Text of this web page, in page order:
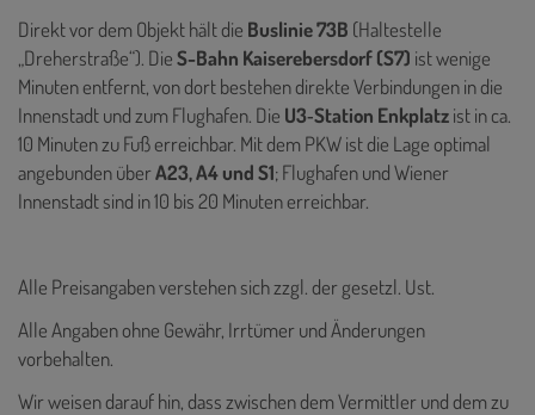
Direkt vor dem Objekt hält die Buslinie 73B (Haltestelle
„Dreherstraße“). DieS-Bahn Kaiserebersdorf (S7) ist wenige
Minuten entfernt, von dort bestehen direkte Verbindungen in die
Innenstadt und zum Flughafen. Die U3‑Station Enkplatzist in ca.
10 Minuten zu Fuß erreichbar. Mit dem PKW ist die Lage optimal
angebunden überA23, A4 und S1; Flughafen und Wiener
Innenstadt sind in 10 bis 20 Minuten erreichbar.
Alle Preisangaben verstehen sich zzgl. der gesetzl. Ust.
Alle Angaben ohne Gewähr, Irrtümer und Änderungen
vorbehalten.
Wir weisen darauf hin, dass zwischen dem Vermittler und dem zu